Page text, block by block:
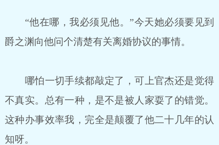
“他在哪，我必须见他。”今天她必须要见到
爵之渊向他问个清楚有关离婚协议的事情。
哪怕一切手续都敲定了，可上官杰还是觉得
不真实。总有一种，是不是被人家耍了的错觉。
这种办事效率我，完全是颠覆了他二十几年的认
知呀。